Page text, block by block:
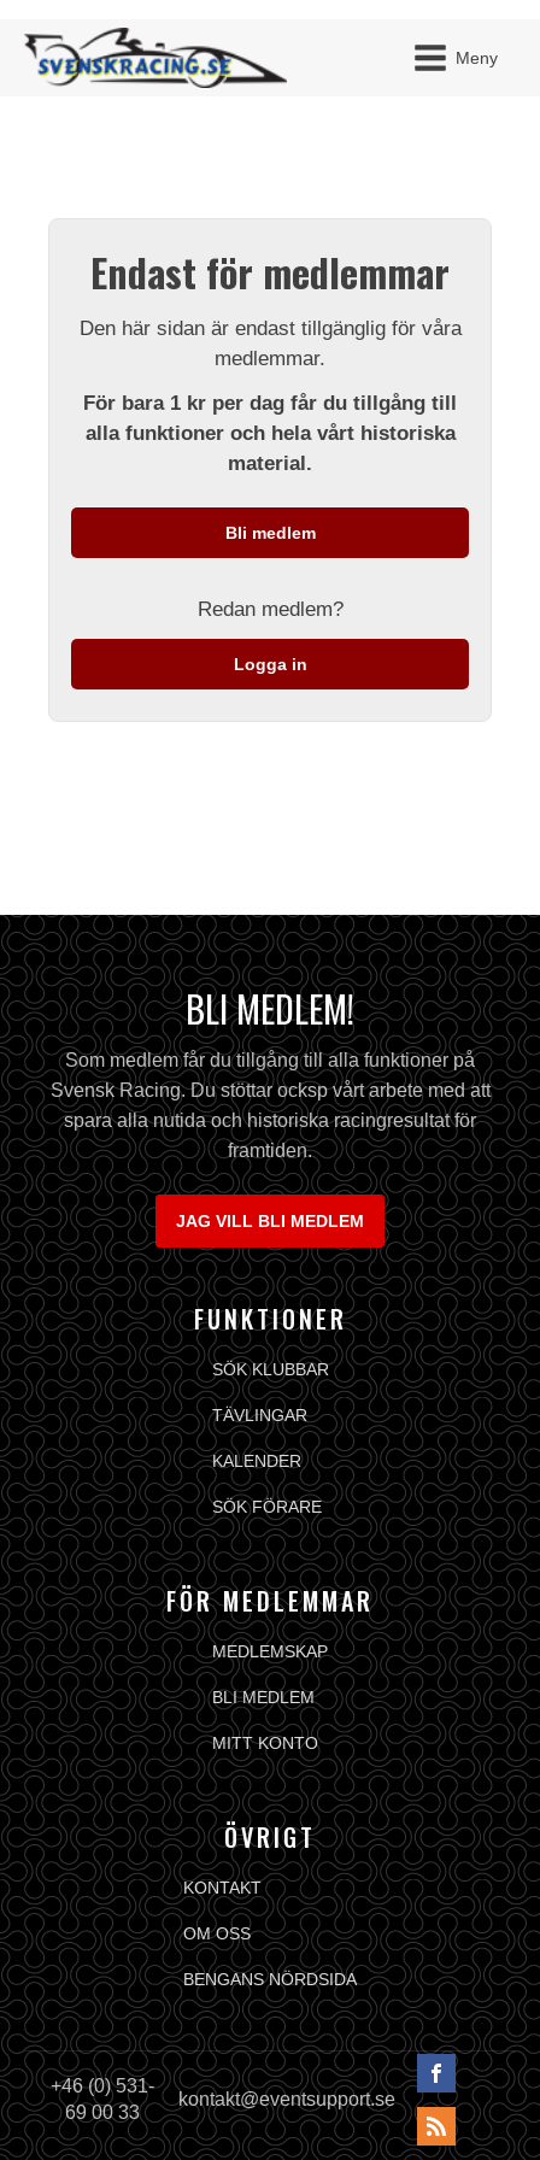
Meny
Endast för medlemmar
Den här sidan är endast tillgänglig för våra
medlemmar.
För bara 1 kr per dag får du tillgång till
alla funktioner och hela vårt historiska
material.
Bli medlem
Redan medlem?
Logga in
BLI MEDLEM!
Som medlem får du tillgång till alla funktioner på
Svensk Racing. Du stöttar ocksp vårt arbete med att
spara alla nutida och historiska racingresultat för
framtiden.
JAG VILL BLI MEDLEM
FUNKTIONER
SÖK KLUBBAR
TÄVLINGAR
KALENDER
SÖK FÖRARE
FÖR MEDLEMMAR
MEDLEMSKAP
BLI MEDLEM
MITT KONTO
ÖVRIGT
KONTAKT
OM OSS
BENGANS NÖRDSIDA
+46 (0) 531-
69 00 33
kontakt@eventsupport.se